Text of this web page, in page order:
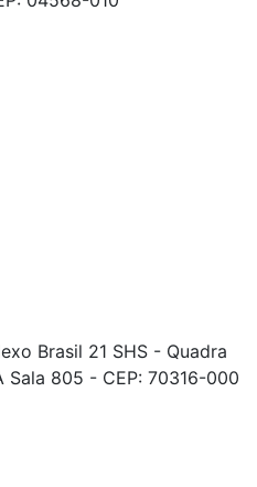
Brasil 21 SHS - Quadra
Sala 805 - CEP: 70316-000